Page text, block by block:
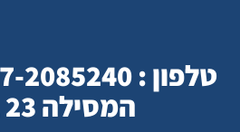
המסילה 23 , נשר